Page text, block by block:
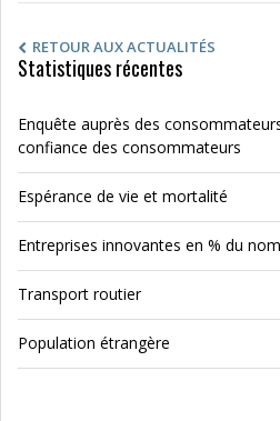
RETOUR AUX ACTUALITÉS
Statistiques récentes
Enquête auprès des
confiance des consommateurs
Espérance de vie et mortalité
Entreprises innovantes en % du
Transport routier
Population étrangère